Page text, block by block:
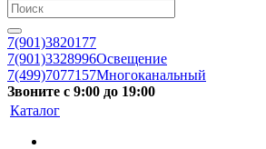
7(901)3820177
7(901)3328996Освещение
7(499)7077157Многоканальный
Звоните с 9:00 до 19:00
Каталог